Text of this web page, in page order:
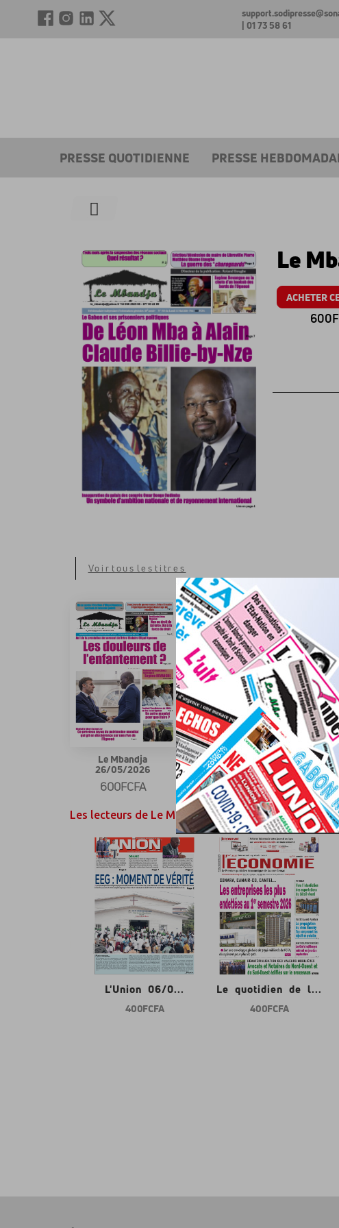
| 01 73 58 61
PRESSE QUOTIDIENNE PRESSE
Le
ACHETER
Voir tous les titres
Le Mbandja
26/05/2026
600FCFA
Le Mbandja 23/01/2026
600FCFA
Le
Les lecteurs de Le Mbandja ont également aimé...
L'Union 06/0...
400 FCFA
Le quotidien de l...
400 FCFA